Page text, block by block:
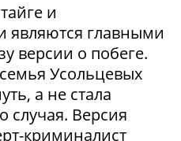
и
являются главными
версии о побеге.
Усольцевых
а не стала
случая. Версия
криминалист